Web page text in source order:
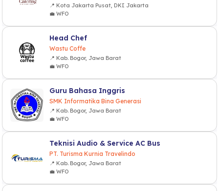
📍 Kota Jakarta Pusat, DKI Jakarta
💼 WFO
Head Chef
Wastu Coffe
📍 Kab. Bogor, Jawa Barat
💼 WFO
Guru Bahasa Inggris
SMK Informatika Bina Generasi
📍 Kab. Bogor, Jawa Barat
💼 WFO
Teknisi Audio & Service AC Bus
PT. Turisma Kurnia Travelindo
📍 Kab. Bogor, Jawa Barat
💼 WFO